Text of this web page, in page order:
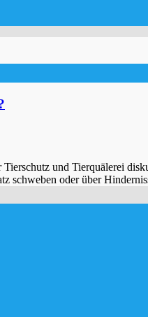
und Tierquälerei
schweben oder über